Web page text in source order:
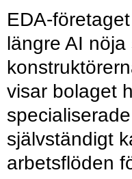
EDA-
längre AI
visar bolaget
självständigt
arbetsflöden